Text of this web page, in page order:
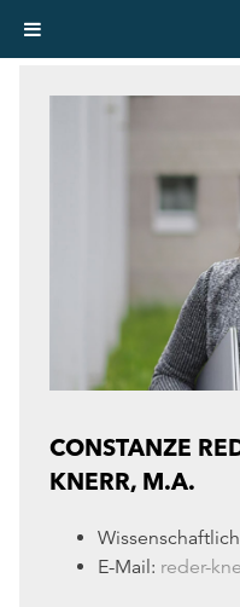
CONSTANZE
KNERR, M.A.
E-Mail: reder-